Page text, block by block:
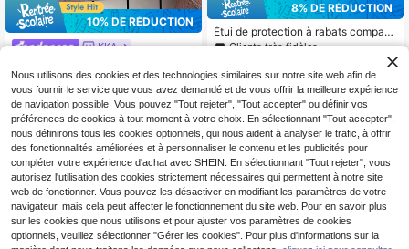
10% DE RÉDUCTION
KKA
rdure en dentelle et pois noirs, avec
fente pour crayon, prend en charge
le réveil/veille automatique, support
multi-angles, compatible avec iPad
Pro 11", Air 11"/13" M3, 11" A16, 10.
9" 10e génération, 9.7"/10.2", Galax
y S9/S7/S10+, Galaxy Tab S6 Lite 1
0.1"
Clients très fidèles
CA$ 16 .20
8% DE RÉDUCTION
Étui de protection à rabats compati
ble avec iPad Mini 1/2/3/4/5/6/Mini
7,9.7/10.2/10.5,iPad Air4/Air5,iPad 1
0e/10.9,iPad Pro 11 pouces, iPad Ai
r 11 pouces (M3) 2025, iPad 11 pou
ces 11e génération 2025, en coque
rigide en plastique PC, sans porte-c
rayon
Clients très fidèles
Nous utilisons des cookies et des technologies similaires sur notre site web afin de
vous fournir le service que vous avez demandé et de vous offrir la meilleure expérience
de navigation possible. Vous pouvez "Tout rejeter", "Tout accepter" ou définir vos
préférences de cookies à tout moment à votre choix. En sélectionnant "Tout accepter",
nous définirons tous les cookies optionnels, qui nous aident à analyser le trafic, à offrir
des fonctionnalités améliorées et à personnaliser le contenu et les publicités pour
compléter votre expérience d'achat avec SHEIN. En sélectionnant "Tout rejeter", vous
autorisez l'utilisation des cookies strictement nécessaires qui permettent à notre site
web de fonctionner. Vous pouvez les désactiver en modifiant les paramètres de votre
navigateur, mais cela peut affecter le fonctionnement du site web. Pour en savoir plus
sur les cookies que nous utilisons et pour ajuster vos paramètres de cookies
optionnels, veuillez sélectionner "Gérer les cookies". Pour plus d'informations sur la